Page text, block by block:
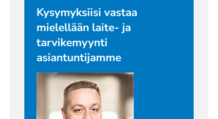
Kysymyksiisi vastaa
mielellään laite- ja
tarvikemyynti
asiantuntijamme